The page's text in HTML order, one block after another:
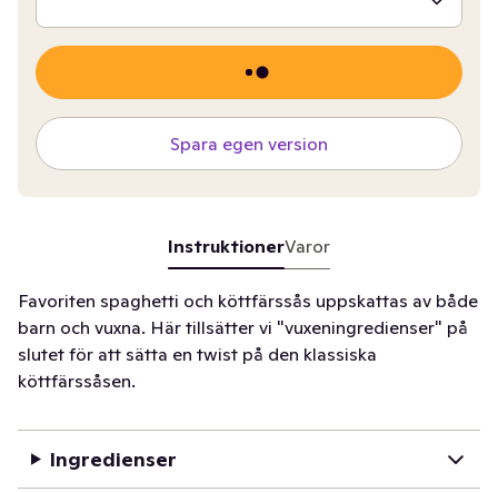
Spara egen version
InstruktionerVaror
Favoriten spaghetti och köttfärssås uppskattas av både
barn och vuxna. Här tillsätter vi "vuxeningredienser" på
slutet för att sätta en twist på den klassiska
köttfärssåsen.
Ingredienser